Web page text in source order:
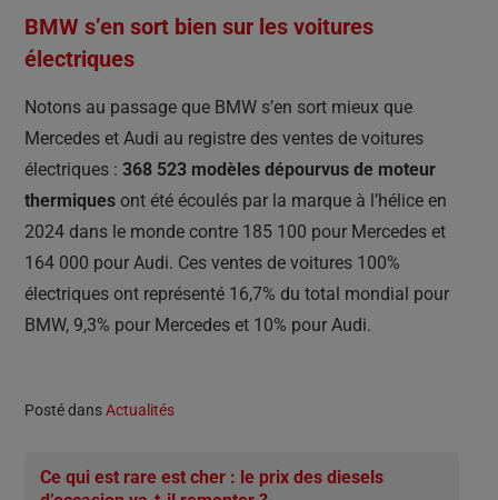
BMW s’en sort bien sur les voitures
électriques
Notons au passage que BMW s’en sort mieux que
Mercedes et Audi au registre des ventes de voitures
électriques : 368 523 modèles dépourvus de moteur
thermiques ont été écoulés par la marque à l’hélice en
2024 dans le monde contre 185 100 pour Mercedes et
164 000 pour Audi. Ces ventes de voitures 100%
électriques ont représenté 16,7% du total mondial pour
BMW, 9,3% pour Mercedes et 10% pour Audi.
Posté dansActualités
Ce qui est rare est cher : le prix des diesels